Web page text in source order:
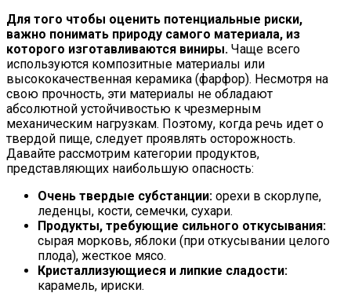
Для того чтобы оценить потенциальные риски,
важно понимать природу самого материала, из
которого изготавливаются виниры. Чаще всего
используются композитные материалы или
высококачественная керамика (фарфор). Несмотря на
свою прочность, эти материалы не обладают
абсолютной устойчивостью к чрезмерным
механическим нагрузкам. Поэтому, когда речь идет о
твердой пище, следует проявлять осторожность.
Давайте рассмотрим категории продуктов,
представляющих наибольшую опасность:
Очень твердые субстанции: орехи в скорлупе,
леденцы, кости, семечки, сухари.
Продукты, требующие сильного откусывания:
сырая морковь, яблоки (при откусывании целого
плода), жесткое мясо.
Кристаллизующиеся и липкие сладости:
карамель, ириски.